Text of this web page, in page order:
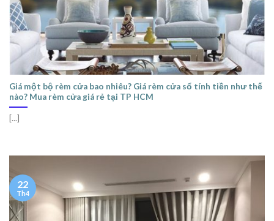
Giá một bộ rèm cửa bao nhiêu? Giá rèm cửa sổ tính tiền như thế
nào? Mua rèm cửa giá rẻ tại TP HCM
[...]
22
Th4